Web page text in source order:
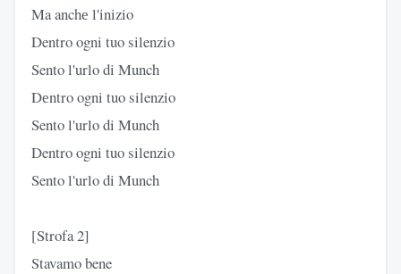
Ma anchе l'inizio
Dentro ogni tuo silenzio
Sento l'urlo di Munch
Dеntro ogni tuo silenzio
Sento l'urlo di Munch
Dentro ogni tuo silenzio
Sento l'urlo di Munch
[Strofa 2]
Stavamo bene